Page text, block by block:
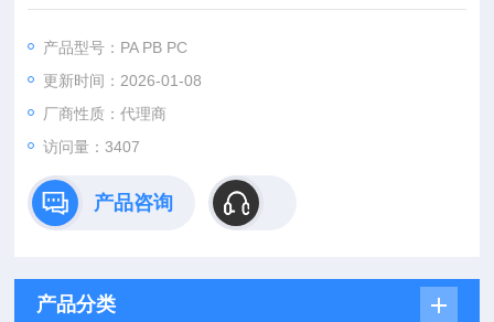
产品型号：PA PB PC
更新时间：2026-01-08
厂商性质：代理商
访问量：3407
产品咨询
产品分类